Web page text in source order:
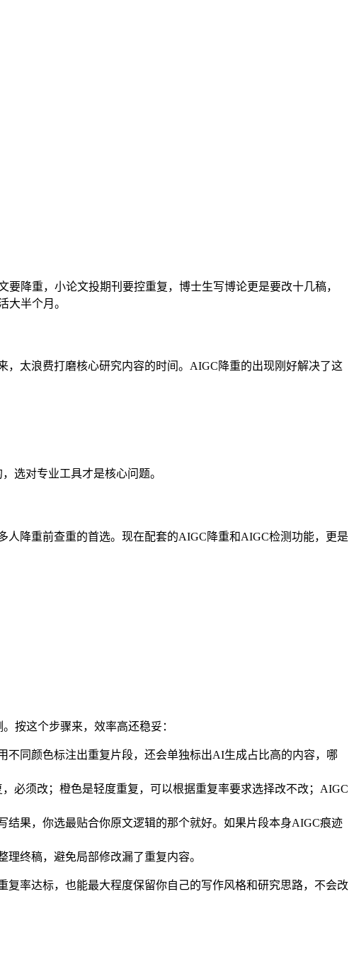
降重，小论文投期刊要控重复，博士生写博论更是要改十几稿，
大半个月。
太浪费打磨核心研究内容的时间。AIGC降重的出现刚好解决了这
选对专业工具才是核心问题。
人降重前查重的首选。现在配套的AIGC降重和AIGC检测功能，更是
按这个步骤来，效率高还稳妥：
不同颜色标注出重复片段，还会单独标出AI生成占比高的内容，哪
必须改；橙色是轻度重复，可以根据重复率要求选择改不改；AIGC
果，你选最贴合你原文逻辑的那个就好。如果片段本身AIGC痕迹
终稿，避免局部修改漏了重复内容。
率达标，也能最大程度保留你自己的写作风格和研究思路，不会改